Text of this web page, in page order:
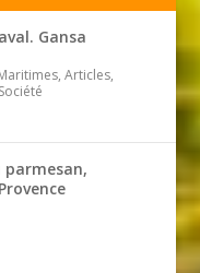
Gansa
Articles,